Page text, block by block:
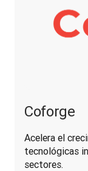
Coforge
Acelera el
tecnológicas
sectores.